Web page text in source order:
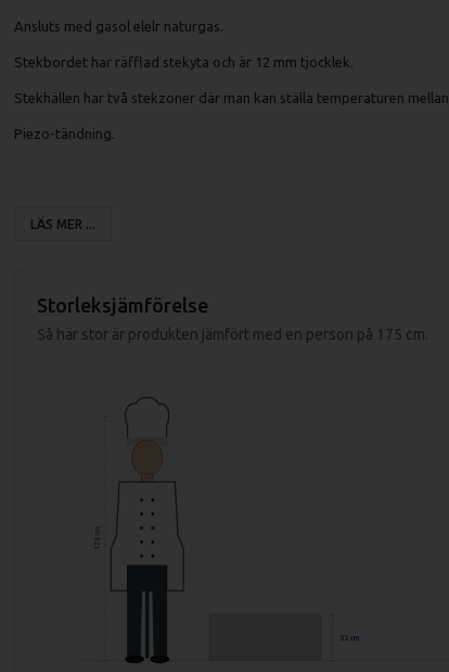
Ansluts med gasol elelr naturgas.
Stekbordet har räfflad stekyta och är 12 mm tjocklek.
Stekhällen har två stekzoner där man kan ställa temperaturen
Piezo-tändning.
Vikt (netto): 69 kg
Material: Rostfritt stål AISI 304
Temp. område: 50-300 grader
LÄS MER ...
Storleksjämförelse
Så här stor är produkten jämfört med en person på 175 cm.
175 cm
33 cm